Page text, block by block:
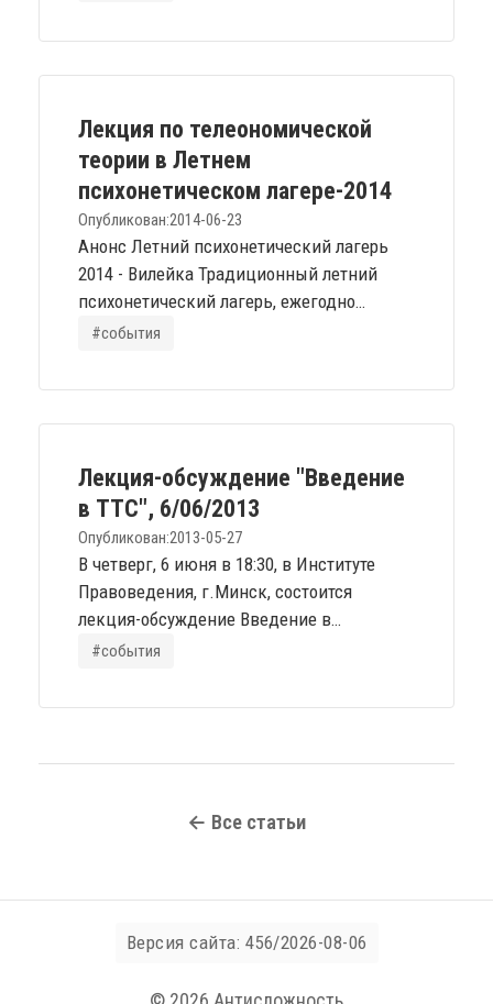
Власовой , за приглашение и тёплый
на берегу Вилейки. Прочитал там три
лекции, три сказки на ночь: 1. Контекст и
мотивы разработок,...
Лекция по телеономической
теории в Летнем
психонетическом лагере-2014
Опубликован:2014-06-23
Анонс Летний психонетический лагерь
2014 - Вилейка Традиционный летний
психонетический лагерь, ежегодно
проводимый на Бучаке, в этом году
Чурилов Эпизоды телеономической
Кастанеды, инженерия после систем. С 29
июня. Бесплатно. Термин «телеономия»
состоит из греческих слов τέλειος «цель»
и...
#события
Лекция-обсуждение "Введение
в ТТС", 6/06/2013
Опубликован:2013-05-27
В четверг, 6 июня в 18:30, в Институте
Правоведения, г.Минск, состоится
лекция-обсуждение Введение в
телеономическую теорию сознания
«телеономия» состоит из греческих слов
целеустремлённом и целеопределяющем
#события
← Все статьи
Версия сайта: 456/2026-08-06